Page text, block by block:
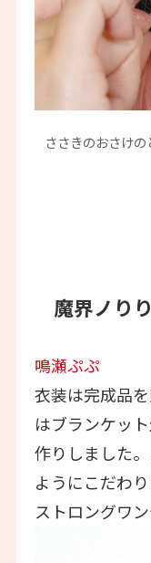
ささきのおさけの
魔界ノり
鳴瀬ぷぷ
衣装は完成品
はブランケッ
作りしました
ようにこだわ
ストロングワ